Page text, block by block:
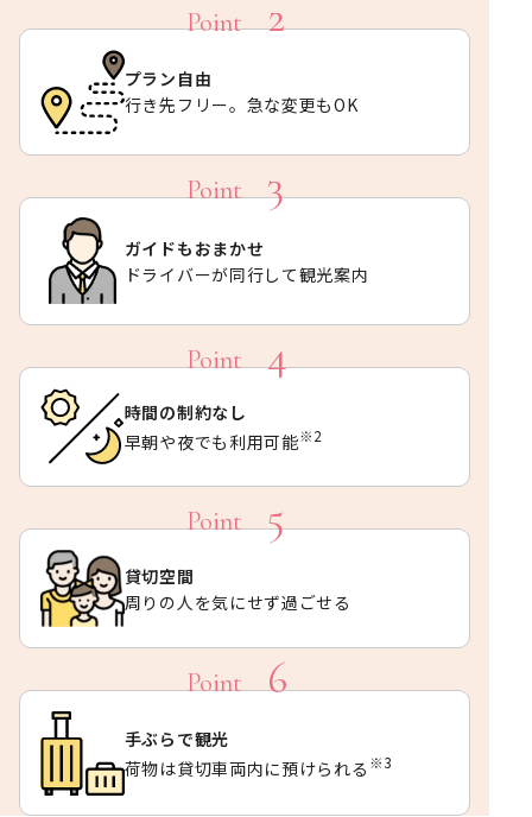
プラン自由
行き先フリー。急な変更もOK
ガイドもおまかせ
ドライバーが同行して観光案内
時間の制約なし
早朝や夜でも利用可能※2
貸切空間
周りの人を気にせず過ごせる
手ぶらで観光
荷物は貸切車両内に預けられる ※3